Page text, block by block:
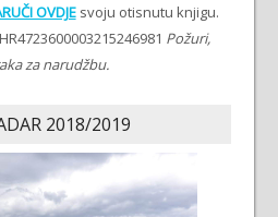
OVDJEsvoju otisnutu knjigu.
Požuri,
za narudžbu.
2018/2019